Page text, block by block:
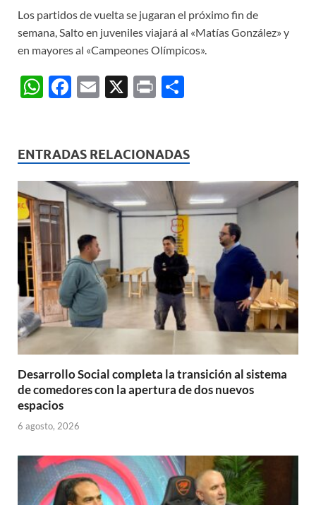
Los partidos de vuelta se jugaran el próximo fin de
semana, Salto en juveniles viajará al «Matías González» y
en mayores al «Campeones Olímpicos».
W
s
A
p
p
F
b
o
o
E
X
P
p
ar
ti
r
ENTRADAS RELACIONADAS
Desarrollo Social completa la transición al sistema
de comedores con la apertura de dos nuevos
espacios
6 agosto, 2026